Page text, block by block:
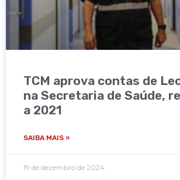
TCM aprova contas de
na Secretaria de Saúde,
a 2021
SAIBA MAIS »
19 de dezembro de 2024